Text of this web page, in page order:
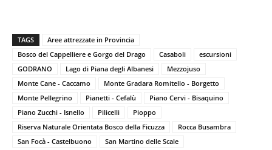
TAGS
Aree attrezzate in Provincia
Bosco del Cappelliere e Gorgo del Drago
Casaboli
escursioni
GODRANO
Lago di Piana degli Albanesi
Mezzojuso
Monte Cane - Caccamo
Monte Gradara Romitello - Borgetto
Monte Pellegrino
Pianetti - Cefalù
Piano Cervi - Bisaquino
Piano Zucchi - Isnello
Pilicelli
Pioppo
Riserva Naturale Orientata Bosco della Ficuzza
Rocca Busambra
San Focà - Castelbuono
San Martino delle Scale